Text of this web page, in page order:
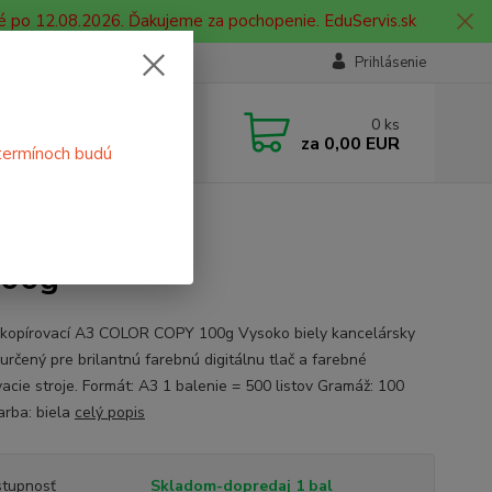
12.08.2026. Ďakujeme za pochopenie. EduServis.sk
Prihlásenie
od 9:00 hod. - 16:00 hod.
0 ks
za 0,00 EUR
A3 COLOR COPY 100g Vysoko biely kancelársky
pre brilantnú farebnú digitálnu tlač a farebné
stroje. Formát: A3 1 balenie = 500 listov Gramáž: 100
biela celý popis
Skladom-dopredaj 1 bal
budú